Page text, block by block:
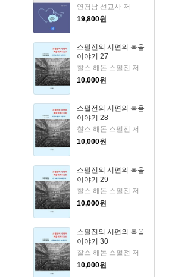
연경남 선교사 저
19,800원
스펄전의 시편의 복음
이야기 27
찰스 해돈 스펄전 저
10,000원
스펄전의 시편의 복음
이야기 28
찰스 해돈 스펄전 저
10,000원
스펄전의 시편의 복음
이야기 29
찰스 해돈 스펄전 저
10,000원
스펄전의 시편의 복음
이야기 30
찰스 해돈 스펄전 저
10,000원